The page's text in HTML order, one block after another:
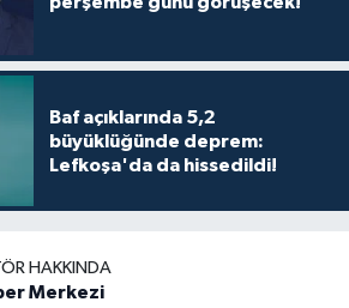
Baf açıklarında 5,2
büyüklüğünde deprem:
Lefkoşa'da da hissedildi!
HAKKINDA
Merkezi